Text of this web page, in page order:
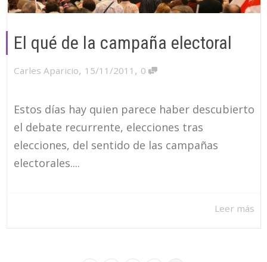
El qué de la campaña electoral
Carles Aparicio, 15/11/2011 , 0
Estos días hay quien parece haber descubierto
el debate recurrente, elecciones tras
elecciones, del sentido de las campañas
electorales....
Leer más